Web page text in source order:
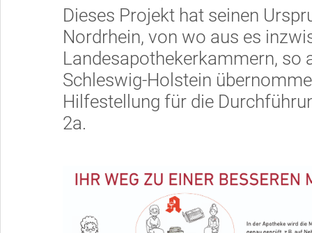
Dieses Projekt hat seinen
Nordrhein, von wo aus es
Landesapothekerkammern, so
Schleswig-Holstein
Hilfestellung für die
2a.